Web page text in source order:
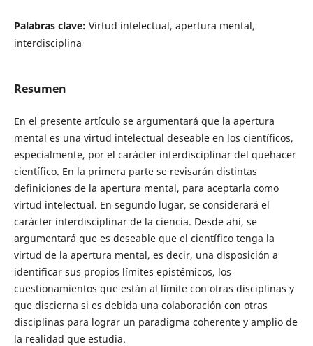
Palabras clave: Virtud intelectual, apertura mental,
interdisciplina
Resumen
En el presente artículo se argumentará que la apertura
mental es una virtud intelectual deseable en los científicos,
especialmente, por el carácter interdisciplinar del quehacer
científico. En la primera parte se revisarán distintas
definiciones de la apertura mental, para aceptarla como
virtud intelectual. En segundo lugar, se considerará el
carácter interdisciplinar de la ciencia. Desde ahí, se
argumentará que es deseable que el científico tenga la
virtud de la apertura mental, es decir, una disposición a
identificar sus propios límites epistémicos, los
cuestionamientos que están al límite con otras disciplinas y
que discierna si es debida una colaboración con otras
disciplinas para lograr un paradigma coherente y amplio de
la realidad que estudia.